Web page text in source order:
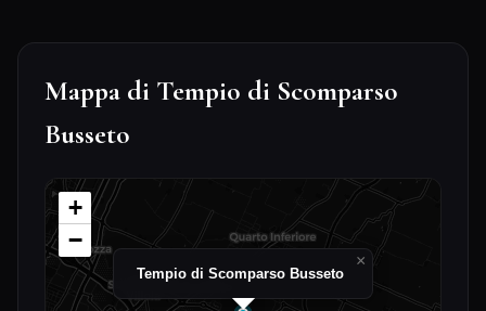
Mappa di Tempio di Scomparso
Busseto
Tempio di Scomparso Busseto
×
+
−